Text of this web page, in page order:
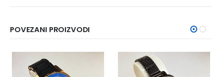
POVEZANI PROIZVODI